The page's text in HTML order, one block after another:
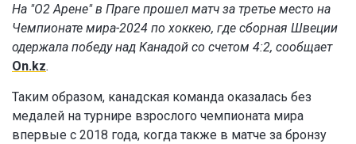
На "О2 Арене" в Праге прошел матч за третье место на
Чемпионате мира-2024 по хоккею, где сборная Швеции
одержала победу над Канадой со счетом 4:2, сообщает
On.kz.
Таким образом, канадская команда оказалась без
медалей на турнире взрослого чемпионата мира
впервые с 2018 года, когда также в матче за бронзу